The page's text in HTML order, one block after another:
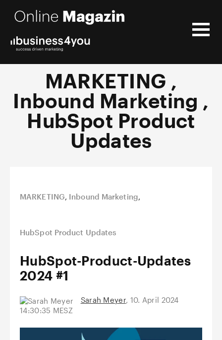
MARKETING ,
Inbound Marketing ,
HubSpot Product
Updates
MARKETING, Inbound Marketing,
HubSpot Product Updates
HubSpot-Product-Updates
2024 #1
Sarah Meyer, 10. April 2024
14:30:35 MESZ